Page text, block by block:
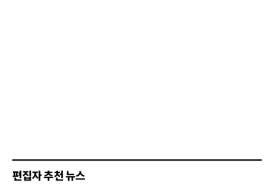
편집자 추천 뉴스